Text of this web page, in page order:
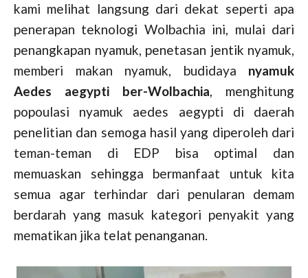
kami melihat langsung dari dekat seperti apa
penerapan teknologi Wolbachia ini, mulai dari
penangkapan nyamuk, penetasan jentik nyamuk,
memberi makan nyamuk, budidaya nyamuk
Aedes aegypti ber-Wolbachia, menghitung
popoulasi nyamuk aedes aegypti di daerah
penelitian dan semoga hasil yang diperoleh dari
teman-teman di EDP bisa optimal dan
memuaskan sehingga bermanfaat untuk kita
semua agar terhindar dari penularan demam
berdarah yang masuk kategori penyakit yang
mematikan jika telat penanganan.